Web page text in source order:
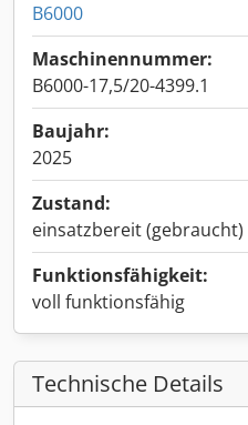
B6000
Maschinennummer:
B6000-17,5/20-4399.1
Baujahr:
2025
Zustand:
einsatzbereit (gebraucht)
Funktionsfähigkeit:
voll funktionsfähig
Technische Details